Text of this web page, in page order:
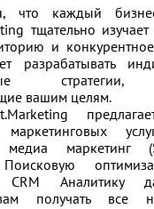
каждый
тщательно
и
разрабатывать
стратегии,
вашим целям.
маркетинговых
медиа маркетинг
Поисковую
CRM Аналитику
получать все